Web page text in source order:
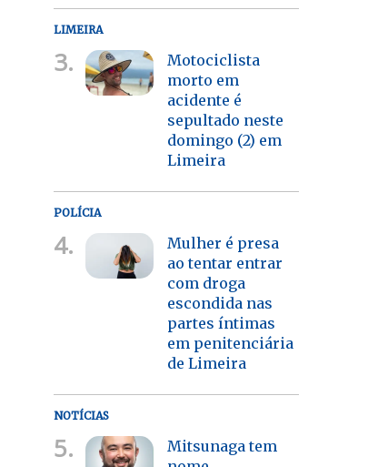
LIMEIRA
3.
Motociclista
morto em
acidente é
sepultado neste
domingo (2) em
Limeira
POLÍCIA
4.
Mulher é presa
ao tentar entrar
com droga
escondida nas
partes íntimas
em penitenciária
de Limeira
NOTÍCIAS
5.
Mitsunaga tem